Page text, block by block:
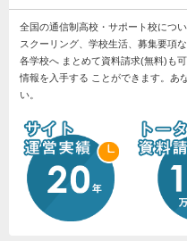
全国の通信制高校・サポート校につ
スクーリング、学校生活、募集要項
各学校へ まとめて資料請求(無料)も
情報を入手する ことができます。あ
い。